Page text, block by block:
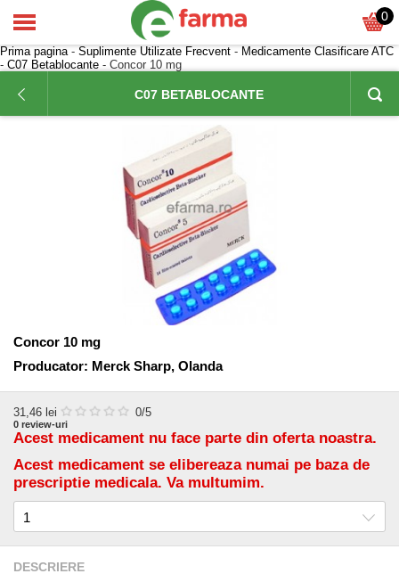
0
Prima pagina- Suplimente Utilizate Frecvent - Medicamente Clasificare ATC
- C07 Betablocante - Concor 10 mg
C07 BETABLOCANTE
Concor 10 mg
Producator: Merck Sharp, Olanda
31,46 lei 0/5
0 review-uri
Acest medicament nu face parte din oferta noastra.
Acest medicament se elibereaza numai pe baza de
prescriptie medicala. Va multumim.
DESCRIERE